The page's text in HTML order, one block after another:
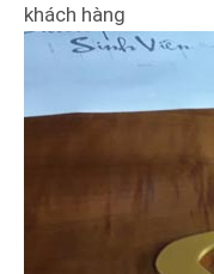
khách hàng